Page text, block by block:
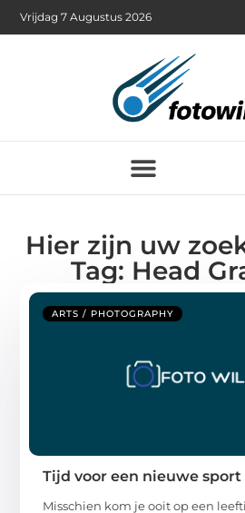
Vrijdag 7 Augustus 2026
Hier zijn uw
Tag: Head
ARTS / PHOTOGRAPHY
Tijd voor een nieuwe sport
Misschien kom je ooit op een